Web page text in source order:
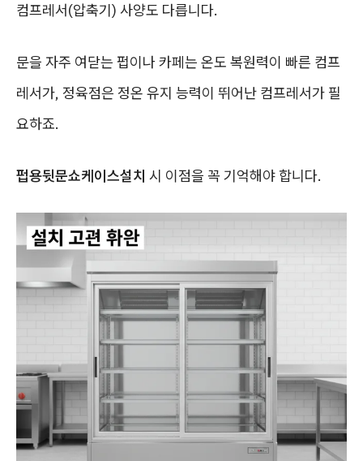
컴프레서(압축기) 사양도 다릅니다.
문을 자주 여닫는 펍이나 카페는 온도 복원력이 빠른 컴프
레서가, 정육점은 정온 유지 능력이 뛰어난 컴프레서가 필
요하죠.
펍용뒷문쇼케이스설치 시 이점을 꼭 기억해야 합니다.